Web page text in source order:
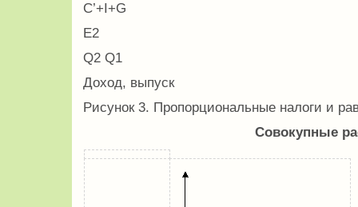
C’+I+G
E2
Q2 Q1
Доход, выпуск
Рисунок 3. Пропорциональные налоги и
Совокупные